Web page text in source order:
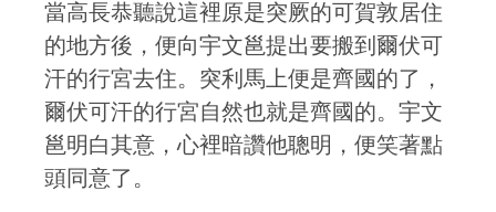
當高長恭聽說這裡原是突厥的可賀敦居住
的地方後，便向宇文邕提出要搬到爾伏可
汗的行宮去住。突利馬上便是齊國的了，
爾伏可汗的行宮自然也就是齊國的。宇文
邕明白其意，心裡暗讚他聰明，便笑著點
頭同意了。